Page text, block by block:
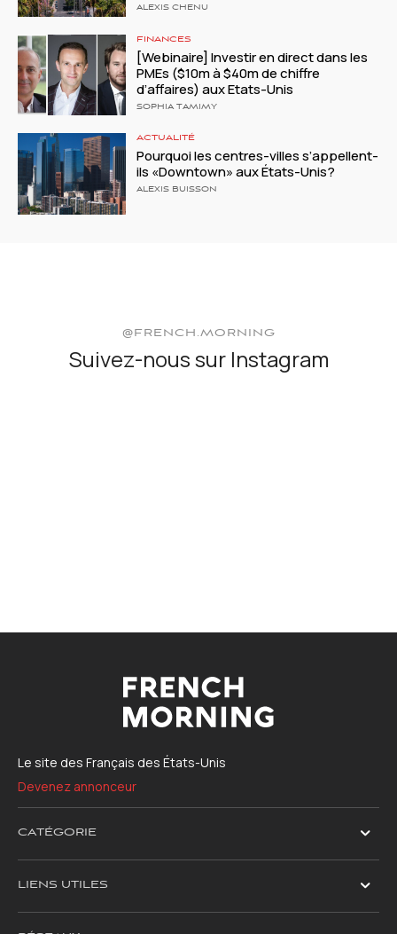
ALEXIS CHENU
FINANCES
[Webinaire] Investir en direct dans les
PMEs ($10m à $40m de chiffre
d’affaires) aux Etats-Unis
SOPHIA TAMIMY
ACTUALITÉ
Pourquoi les centres-villes s’appellent-
ils «Downtown» aux États-Unis?
ALEXIS BUISSON
@FRENCH.MORNING
Suivez-nous sur Instagram
Le site des Français des États-Unis
Devenez annonceur
CATÉGORIE
LIENS UTILES